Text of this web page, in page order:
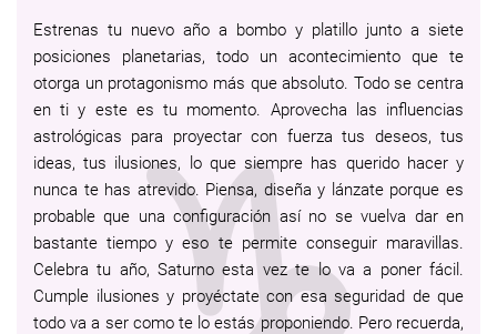
Estrenas tu nuevo año a bombo y platillo junto a siete
posiciones planetarias, todo un acontecimiento que te
otorga un protagonismo más que absoluto. Todo se centra
en ti y este es tu momento. Aprovecha las influencias
astrológicas para proyectar con fuerza tus deseos, tus
ideas, tus ilusiones, lo que siempre has querido hacer y
nunca te has atrevido. Piensa, diseña y lánzate porque es
probable que una configuración así no se vuelva dar en
bastante tiempo y eso te permite conseguir maravillas.
Celebra tu año, Saturno esta vez te lo va a poner fácil.
Cumple ilusiones y proyéctate con esa seguridad de que
todo va a ser como te lo estás proponiendo. Pero recuerda,